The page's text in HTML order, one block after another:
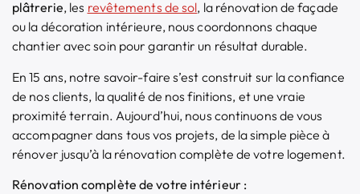
plâtrerie, les revêtements de sol, la rénovation de façade
ou la décoration intérieure, nous coordonnons chaque
chantier avec soin pour garantir un résultat durable.
En 15 ans, notre savoir-faire s’est construit sur la confiance
de nos clients, la qualité de nos finitions, et une vraie
proximité terrain. Aujourd’hui, nous continuons de vous
accompagner dans tous vos projets, de la simple pièce à
rénover jusqu’à la rénovation complète de votre logement.
Rénovation complète de votre intérieur :